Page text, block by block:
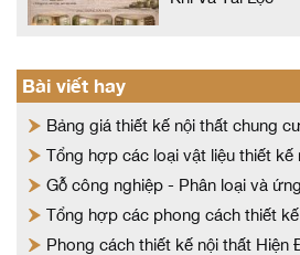
Bài viết hay
Bảng giá thiết kế nội thất chung
Tổng hợp các loại vật liệu thiết kế
Gỗ công nghiệp - Phân loại và
Tổng hợp các phong cách thiết
Phong cách thiết kế nội thất